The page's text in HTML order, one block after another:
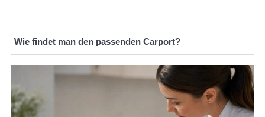
Wie findet man den passenden Carport?